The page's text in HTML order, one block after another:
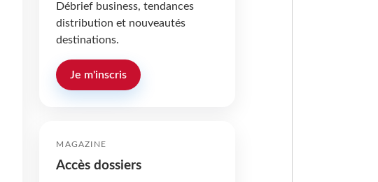
Débrief business, tendances
distribution et nouveautés
destinations.
Je m'inscris
MAGAZINE
Accès dossiers